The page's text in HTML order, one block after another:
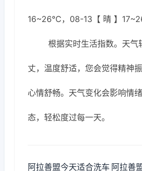
16~26℃，08-13【 晴 】
根据实时生活指数。天气
丈，温度舒适，您会觉得精神
心情舒畅。天气变化会影响情
态，轻松度过每一天。
阿拉善盟今天适合洗车 阿拉善